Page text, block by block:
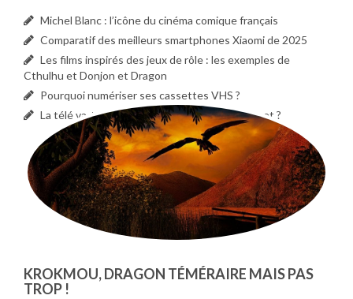
Fender est un choix idéal
pour allier esthétique,
confort et confiance à
chaque répétition comme
en concert.
Caractéristiques
techniques * Type : sangle
pour guitare et basse *
Modèle : Fender Satin
Dragon Strap * Couleur :
Black (noir) * Motif : dragon
en brocart chinois * Finition
: satin métallique * Matière :
mélange polyester et nylon
* Accastillage : métallique *
Longueur réglable : 34 à 58
Michel Blanc : l’icône du cinéma comique français
Comparatif des meilleurs smartphones Xiaomi de 2025
Les films inspirés des jeux de rôle : les exemples de
Cthulhu et Donjon et Dragon
Pourquoi numériser ses cassettes VHS ?
La télé va-t-elle finir par fusionner avec internet ?
KROKMOU, DRAGON TÉMÉRAIRE MAIS PAS
TROP !